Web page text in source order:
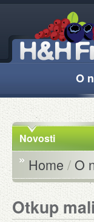
O
Novosti
Home /O
Otkup